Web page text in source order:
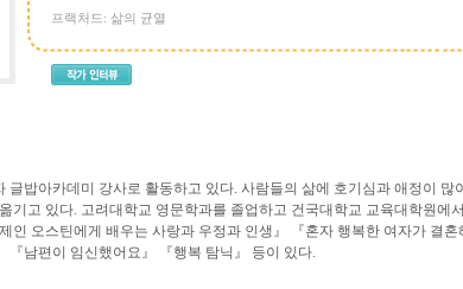
프랙처드: 삶의 균열
글밥아카데미 강사로 활동하고 있다. 사람들의 삶에 호기심과 애정이 많
기고 있다. 고려대학교 영문학과를 졸업하고 건국대학교 교육대학원에
인 오스틴에게 배우는 사랑과 우정과 인생』 『혼자 행복한 여자가 결
『남편이 임신했어요』 『행복 탐닉』 등이 있다.